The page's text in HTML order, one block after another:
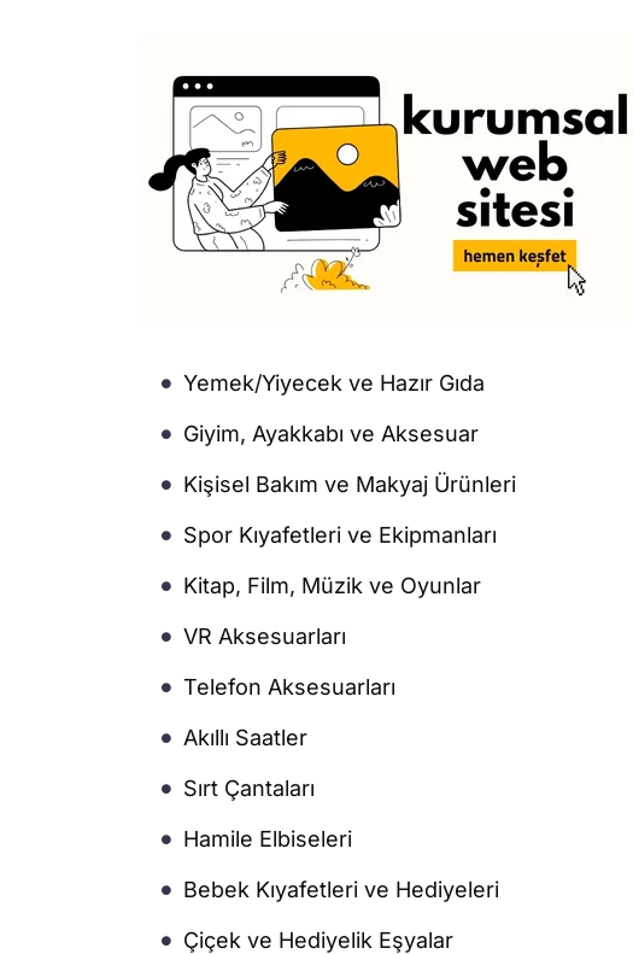
Yemek/Yiyecek ve Hazır Gıda
Giyim, Ayakkabı ve Aksesuar
Kişisel Bakım ve Makyaj Ürünleri
Spor Kıyafetleri ve Ekipmanları
Kitap, Film, Müzik ve Oyunlar
VR Aksesuarları
Telefon Aksesuarları
Akıllı Saatler
Sırt Çantaları
Hamile Elbiseleri
Bebek Kıyafetleri ve Hediyeleri
Çiçek ve Hediyelik Eşyalar